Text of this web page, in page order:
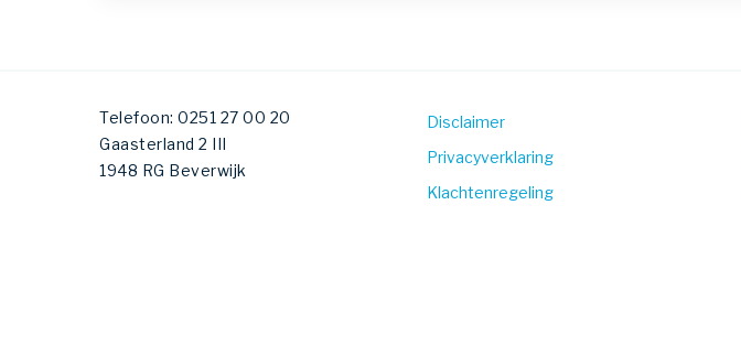
Telefoon: 0251 27 00 20
Gaasterland 2 III
1948 RG Beverwijk
Disclaimer
Privacyverklaring
Klachtenregeling